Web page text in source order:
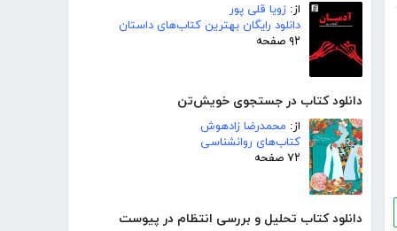
از: زویا قلی پور
دانلود رایگان بهترین کتاب‌های داستان
۹۲ صفحه
دانلود کتاب در جستجوی خویش‌تن
از: محمدرضا زادهوش
کتاب‌های روانشناسی
۷۲ صفحه
دانلود کتاب تحلیل و بررسی انتظام در پیوست